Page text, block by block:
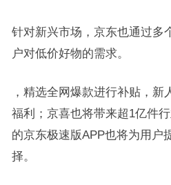
针对新兴市场，京东也通过多
户对低价好物的需求。
，精选全网爆款进行补贴，新
福利；京喜也将带来超1亿件
的京东极速版APP也将为用户
择。